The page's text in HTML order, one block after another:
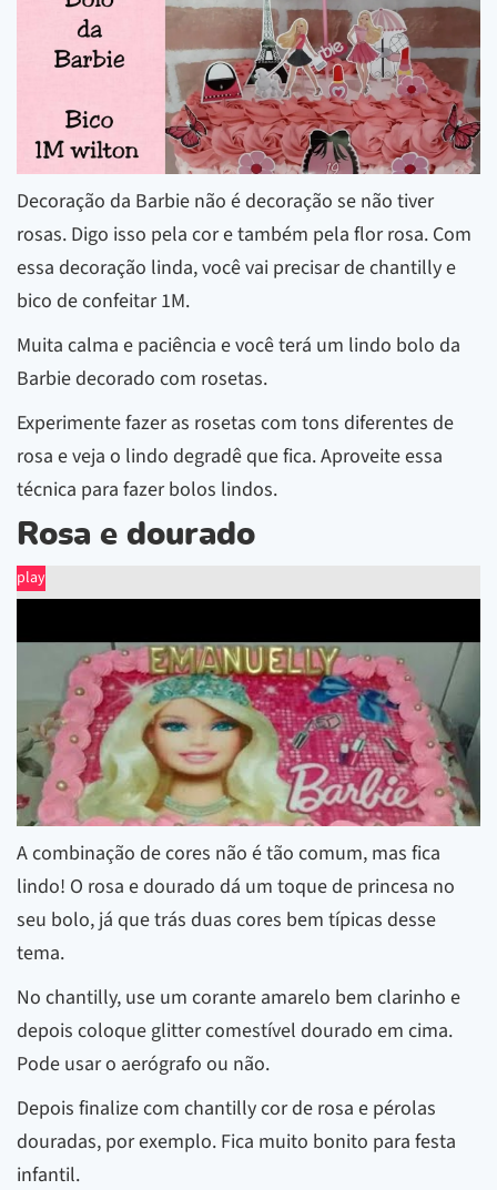
Decoração da Barbie não é decoração se não tiver
rosas. Digo isso pela cor e também pela flor rosa. Com
essa decoração linda, você vai precisar de chantilly e
bico de confeitar 1M.
Muita calma e paciência e você terá um lindo bolo da
Barbie decorado com rosetas.
Experimente fazer as rosetas com tons diferentes de
rosa e veja o lindo degradê que fica. Aproveite essa
técnica para fazer bolos lindos.
Rosa e dourado
play
A combinação de cores não é tão comum, mas fica
lindo! O rosa e dourado dá um toque de princesa no
seu bolo, já que trás duas cores bem típicas desse
tema.
No chantilly, use um corante amarelo bem clarinho e
depois coloque glitter comestível dourado em cima.
Pode usar o aerógrafo ou não.
Depois finalize com chantilly cor de rosa e pérolas
douradas, por exemplo. Fica muito bonito para festa
infantil.